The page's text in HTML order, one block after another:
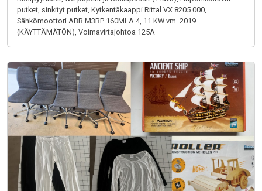
putket, sinkityt putket, Kytkentäkaappi Rittal VX 8205.000,
Sähkömoottori ABB M3BP 160MLA 4, 11 KW vm. 2019
(KÄYTTÄMÄTÖN), Voimavirtajohtoa 125A